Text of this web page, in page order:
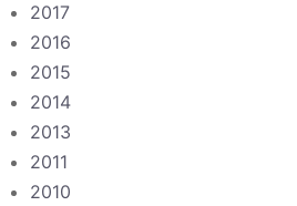
2017
2016
2015
2014
2013
2011
2010